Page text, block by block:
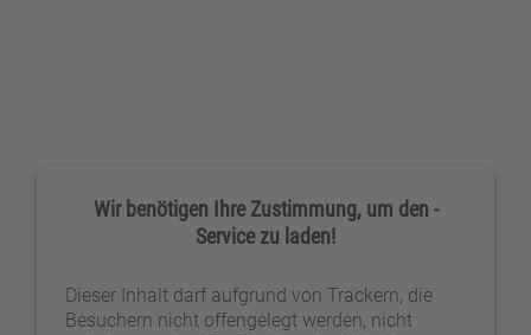
Wir benötigen Ihre Zustimmung, um den -
Service zu laden!
Dieser Inhalt darf aufgrund von Trackern, die
Besuchern nicht offengelegt werden, nicht